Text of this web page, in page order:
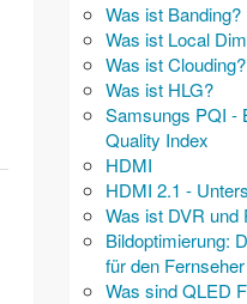
Was ist Banding?
Was ist Local
Was ist Clouding?
Was ist HLG?
Samsungs PQI -
Quality Index
HDMI
HDMI 2.1 -
Was ist DVR und
Bildoptimierung:
für den Fernseher
Was sind QLED